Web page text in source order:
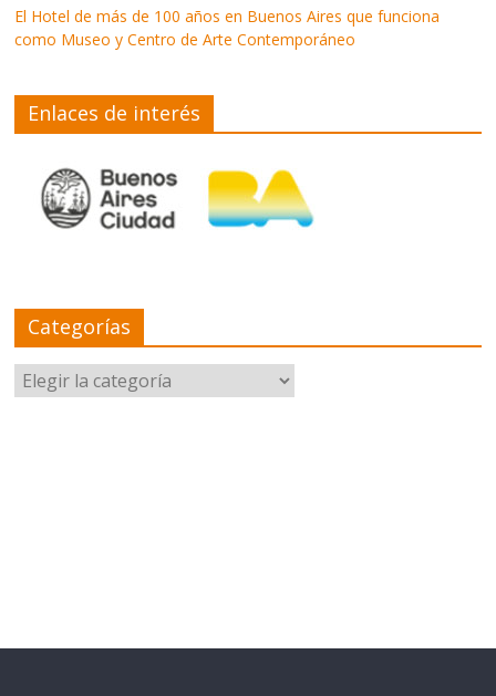
El Hotel de más de 100 años en Buenos Aires que funciona
como Museo y Centro de Arte Contemporáneo
Enlaces de interés
Categorías
Categorías